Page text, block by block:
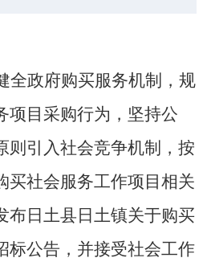
全政府购买服务机制 ，规
项目采购行为 ，坚持公
则引入社会竞争机制，按
买社会服务工作项目相关
布日土县日土镇关于购买
标公告，并接受社会工作